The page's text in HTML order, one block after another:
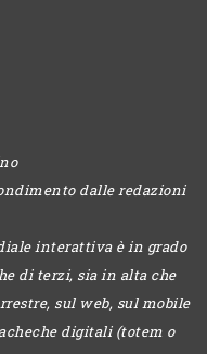
dalle redazioni
interattiva è in grado
di terzi, sia in alta che
sul web, sul mobile
digitali (totem o